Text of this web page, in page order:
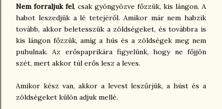
Nem forraljuk fel, csak gyöngyözve főzzük, kis lángon. A
habot leszedjük a lé tetejéről. Amikor már nem habzik
tovább, akkor beletesszük a zöldségeket, és továbbra is
kis lángon főzzük, amíg a hús és a zöldségek meg nem
puhulnak. Az erőspaprikára figyelünk, hogy ne főjjön
szét, mert akkor túl erős lesz a leves.
Amikor kész van, akkor a levest leszűrjük, a húst és a
zöldségeket külön adjuk mellé.